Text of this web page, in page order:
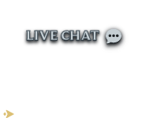
LIVE CHAT